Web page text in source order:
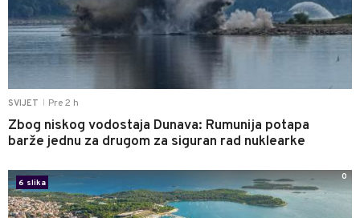
SVIJET Pre 2 h
Zbog niskog vodostaja Dunava: Rumunija potapa
barže jednu za drugom za siguran rad nuklearke
6 slika
0